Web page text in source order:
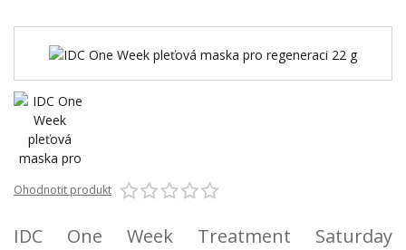
Ohodnotit produkt
IDC One Week Treatment Saturday